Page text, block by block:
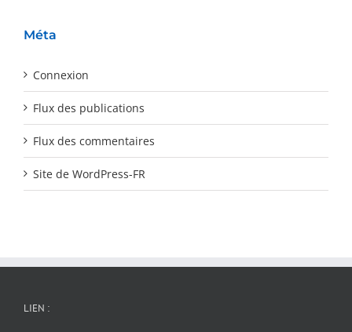
Méta
Connexion
Flux des publications
Flux des commentaires
Site de WordPress-FR
LIEN :